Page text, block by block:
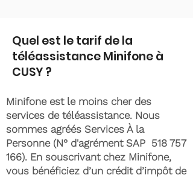
Quel est le tarif de la
téléassistance Minifone à
CUSY ?
Minifone est le moins cher des
services de téléassistance. Nous
sommes agréés Services À la
Personne (N° d'agrément SAP 518 757
166). En souscrivant chez Minifone,
vous bénéficiez d’un crédit d’impôt de